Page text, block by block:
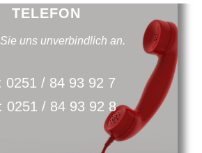
TELEFON
uns unverbindlich an.
0251 / 84 93 92 7
0251 / 84 93 92 8